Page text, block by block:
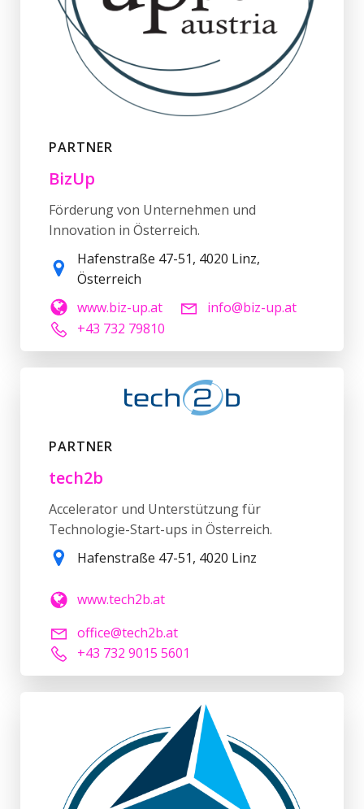
PARTNER
BizUp
Förderung von Unternehmen und
Innovation in Österreich.
Hafenstraße 47-51, 4020 Linz,
Österreich
www.biz-up.at
info@biz-up.at
+43 732 79810
PARTNER
tech2b
Accelerator und Unterstützung für
Technologie-Start-ups in Österreich.
Hafenstraße 47-51, 4020 Linz
www.tech2b.at
office@tech2b.at
+43 732 9015 5601